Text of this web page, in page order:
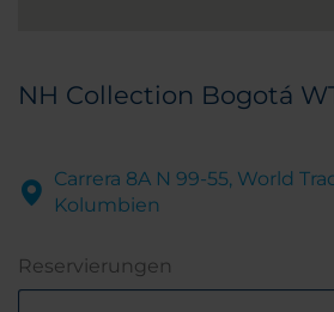
NH Collection Bogotá
Carrera 8A N 99-55, World
Kolumbien
Reservierungen